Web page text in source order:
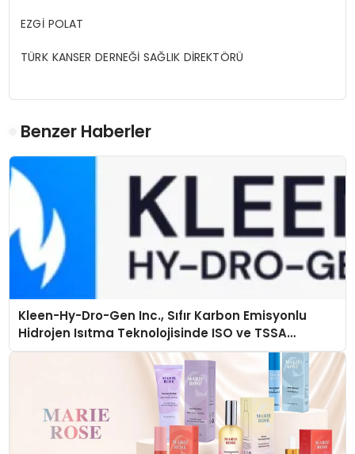
EZGİ POLAT
TÜRK KANSER DERNEĞİ SAĞLIK DİREKTÖRÜ
Benzer Haberler
Kleen-Hy-Dro-Gen Inc., Sıfır Karbon Emisyonlu
Hidrojen Isıtma Teknolojisinde ISO ve TSSA
Düzenleyici Onaylarını Aldı